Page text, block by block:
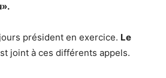
président en exercice. Le
joint à ces différents appels.